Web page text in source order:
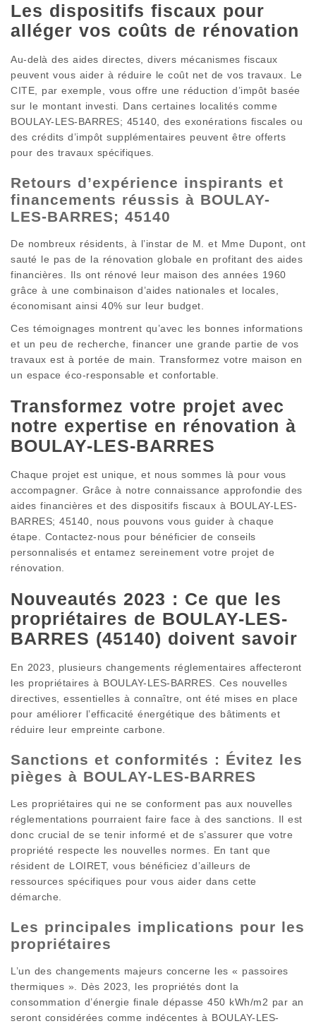
Les dispositifs fiscaux pour
alléger vos coûts de rénovation
Au-delà des aides directes, divers mécanismes fiscaux
peuvent vous aider à réduire le coût net de vos travaux. Le
CITE, par exemple, vous offre une réduction d’impôt basée
sur le montant investi. Dans certaines localités comme
BOULAY-LES-BARRES; 45140, des exonérations fiscales ou
des crédits d’impôt supplémentaires peuvent être offerts
pour des travaux spécifiques.
Retours d’expérience inspirants et
financements réussis à BOULAY-
LES-BARRES; 45140
De nombreux résidents, à l’instar de M. et Mme Dupont, ont
sauté le pas de la rénovation globale en profitant des aides
financières. Ils ont rénové leur maison des années 1960
grâce à une combinaison d’aides nationales et locales,
économisant ainsi 40% sur leur budget.
Ces témoignages montrent qu’avec les bonnes informations
et un peu de recherche, financer une grande partie de vos
travaux est à portée de main. Transformez votre maison en
un espace éco-responsable et confortable.
Transformez votre projet avec
notre expertise en rénovation à
BOULAY-LES-BARRES
Chaque projet est unique, et nous sommes là pour vous
accompagner. Grâce à notre connaissance approfondie des
aides financières et des dispositifs fiscaux à BOULAY-LES-
BARRES; 45140, nous pouvons vous guider à chaque
étape. Contactez-nous pour bénéficier de conseils
personnalisés et entamez sereinement votre projet de
rénovation.
Nouveautés 2023 : Ce que les
propriétaires de BOULAY-LES-
BARRES (45140) doivent savoir
En 2023, plusieurs changements réglementaires affecteront
les propriétaires à BOULAY-LES-BARRES. Ces nouvelles
directives, essentielles à connaître, ont été mises en place
pour améliorer l’efficacité énergétique des bâtiments et
réduire leur empreinte carbone.
Sanctions et conformités : Évitez les
pièges à BOULAY-LES-BARRES
Les propriétaires qui ne se conforment pas aux nouvelles
réglementations pourraient faire face à des sanctions. Il est
donc crucial de se tenir informé et de s’assurer que votre
propriété respecte les nouvelles normes. En tant que
résident de LOIRET, vous bénéficiez d’ailleurs de
ressources spécifiques pour vous aider dans cette
démarche.
Les principales implications pour les
propriétaires
L’un des changements majeurs concerne les « passoires
thermiques ». Dès 2023, les propriétés dont la
consommation d’énergie finale dépasse 450 kWh/m2 par an
seront considérées comme indécentes à BOULAY-LES-